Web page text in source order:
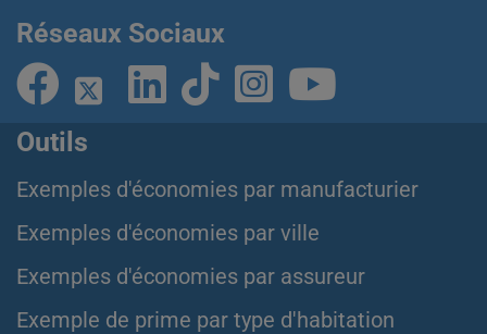
Réseaux Sociaux
Outils
Exemples d'économies par manufacturier
Exemples d'économies par ville
Exemples d'économies par assureur
Exemple de prime par type d'habitation